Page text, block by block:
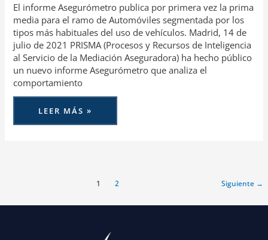
El informe Asegurómetro publica por primera vez la prima
media para el ramo de Automóviles segmentada por los
tipos más habituales del uso de vehículos. Madrid, 14 de
julio de 2021 PRISMA (Procesos y Recursos de Inteligencia
al Servicio de la Mediación Aseguradora) ha hecho público
un nuevo informe Asegurómetro que analiza el
comportamiento
LEER MÁS »
1 2 Siguiente →